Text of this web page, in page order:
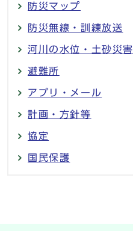
防災マップ
防災無線・訓練放送
河川の水位・土砂災害
避難所
アプリ・メール
計画・方針等
協定
国民保護